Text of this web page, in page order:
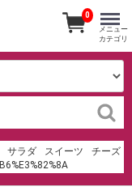
サラダ スイーツ
チーズ
0
メニュー
カテゴリ